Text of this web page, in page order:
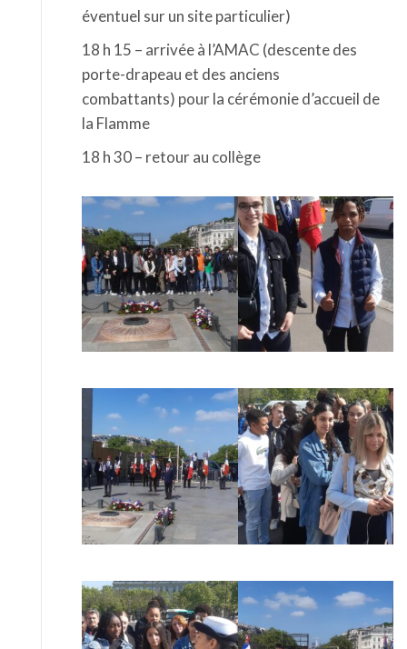
éventuel sur un site particulier)
18 h 15 – arrivée à l’AMAC (descente des
porte-drapeau et des anciens
combattants) pour la cérémonie d’accueil de
la Flamme
18 h 30 – retour au collège